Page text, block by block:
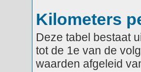
Kilometers
Deze tabel bestaat
tot de 1e van de
waarden afgeleid